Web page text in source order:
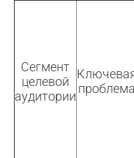
Сегмент
целевой
аудитории
проблема